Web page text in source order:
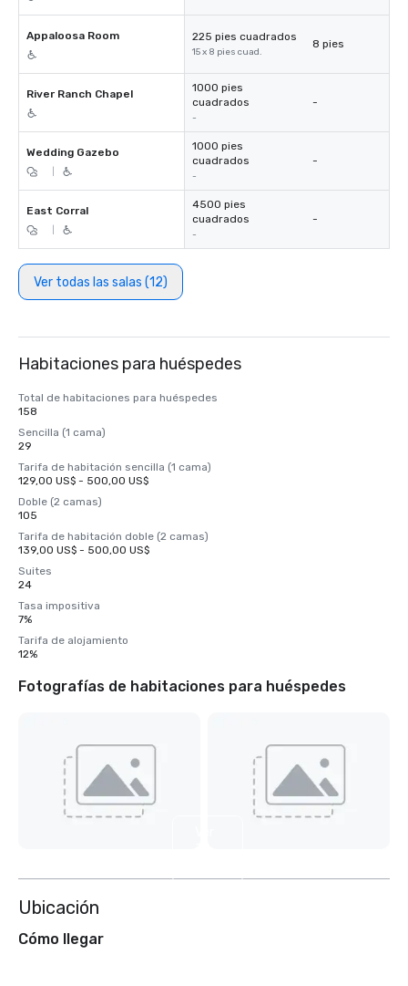
Appaloosa Room 225 pies cuadrados
15 x 8 pies cuad.
8 pies
River Ranch Chapel
1000 pies
cuadrados
-
-
Wedding Gazebo
1000 pies
cuadrados
-
-
East Corral
4500 pies
cuadrados
-
-
Ver todas las salas (12)
Habitaciones para huéspedes
Total de habitaciones para huéspedes
158
Sencilla (1 cama)
29
Tarifa de habitación sencilla (1 cama)
129,00 US$ - 500,00 US$
Doble (2 camas)
105
Tarifa de habitación doble (2 camas)
139,00 US$ - 500,00 US$
Suites
24
Tasa impositiva
7%
Tarifa de alojamiento
12%
Fotografías de habitaciones para huéspedes
Ubicación
Cómo llegar